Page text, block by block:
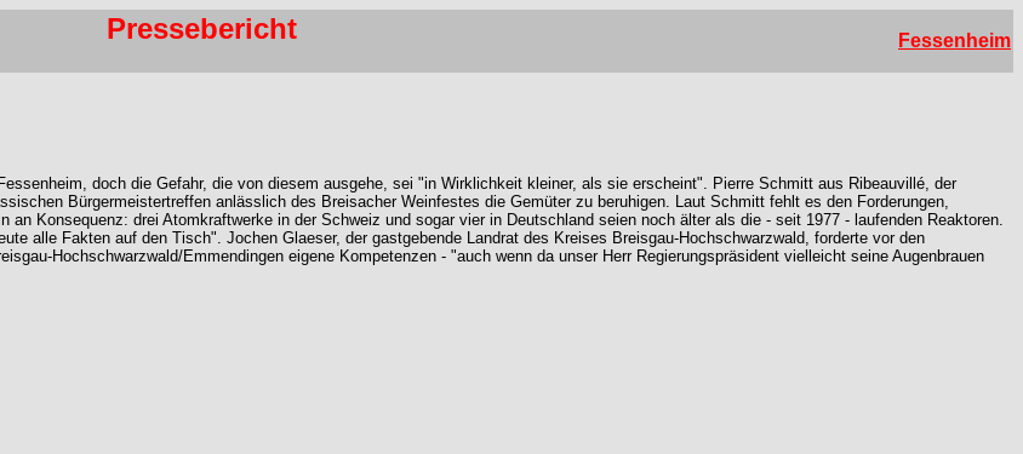
Pressebericht Fessenheim
doch die Gefahr, die von diesem ausgehe, sei "in Wirklichkeit kleiner, als sie erscheint". Pierre Schmitt aus Ribeauvillé, der
Bürgermeistertreffen anlässlich des Breisacher Weinfestes die Gemüter zu beruhigen. Laut Schmitt fehlt es den Forderungen,
Konsequenz: drei Atomkraftwerke in der Schweiz und sogar vier in Deutschland seien noch älter als die - seit 1977 - laufenden Reaktoren.
alle Fakten auf den Tisch". Jochen Glaeser, der gastgebende Landrat des Kreises Breisgau-Hochschwarzwald, forderte vor den
Hochschwarzwald/Emmendingen eigene Kompetenzen - "auch wenn da unser Herr Regierungspräsident vielleicht seine Augenbrauen